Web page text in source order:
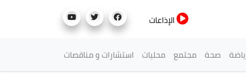
الإذاعات
صحة مجتمع محليات استشارات و مناقصات